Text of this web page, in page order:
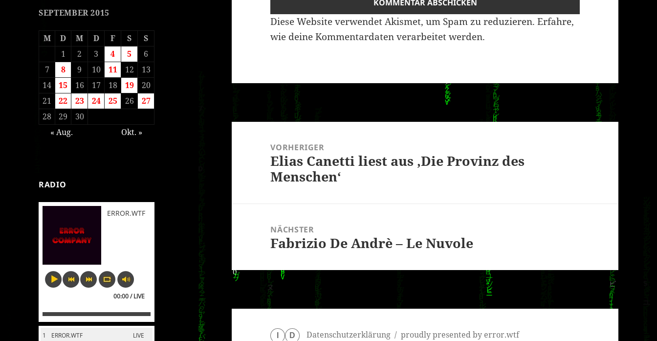
SEPTEMBER 2015
M D M D F S
S
1
2 3 4 5
6
7
8 9 10 11 12
13
14
15 16 17 18 19
20
21
22 23 24 25 26
27
28
29
30
« Aug.
Okt. »
RADIO
ERROR.WTF
00:00 / LIVE
1 LIVE
ERROR.WTF
Diese Website verwendet Akismet, um Spam zu reduzieren.Erfahre,
wie deine Kommentardaten verarbeitet werden.
VORHERIGER
Vorheriger
Beitrag:
Elias Canetti liest aus ‚Die Provinz des
Menschen‘
NÄCHSTER
Nächster
Fabrizio De Andrè – Le Nuvole
D Datenschutzerklärung proudly presented by error.wtf